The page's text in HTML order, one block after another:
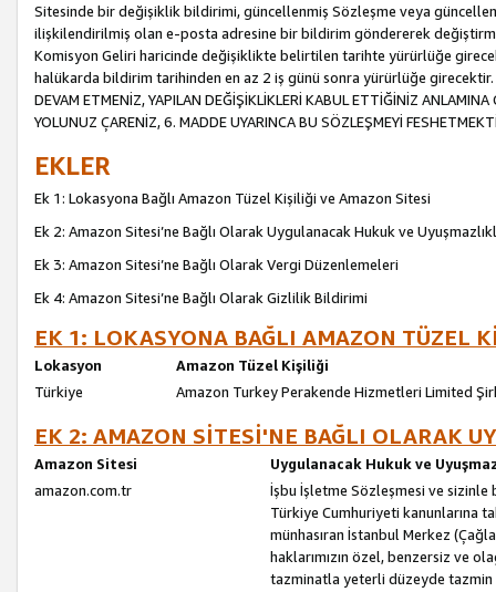
Sitesinde bir değişiklik bildirimi, güncellenmiş Sözleşme veya
ilişkilendirilmiş olan e-posta adresine bir bildirim göndererek
Komisyon Geliri haricinde değişiklikte belirtilen tarihte yürürlüğe
halükarda bildirim tarihinden en az 2 iş günü sonra yürürlüğe girecektir.
DEVAM ETMENİZ, YAPILAN DEĞİŞİKLİKLERİ KABUL ETTİĞİNİZ
YOLUNUZ ÇARENİZ, 6. MADDE UYARINCA BU SÖZLEŞMEYİ
EKLER
Ek 1: Lokasyona Bağlı Amazon Tüzel Kişiliği ve Amazon Sitesi
Ek 2: Amazon Sitesi’ne Bağlı Olarak Uygulanacak Hukuk ve
Ek 3: Amazon Sitesi’ne Bağlı Olarak Vergi Düzenlemeleri
Ek 4: Amazon Sitesi’ne Bağlı Olarak Gizlilik Bildirimi
EK 1: LOKASYONA BAĞLI AMAZON TÜZEL
Lokasyon
Amazon Tüzel Kişiliği
Türkiye
Amazon Turkey Perakende Hizmetleri Limited
EK 2: AMAZON SİTESİ'NE BAĞLI OLARAK
Amazon Sitesi
Uygulanacak Hukuk ve
amazon.com.tr
İşbu İşletme Sözleşmesi ve sizinle
Türkiye Cumhuriyeti kanunlarına
münhasıran İstanbul Merkez
haklarımızın özel, benzersiz ve
tazminatla yeterli düzeyde